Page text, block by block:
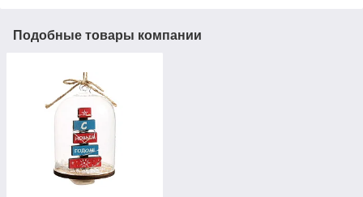
Подобные товары компании